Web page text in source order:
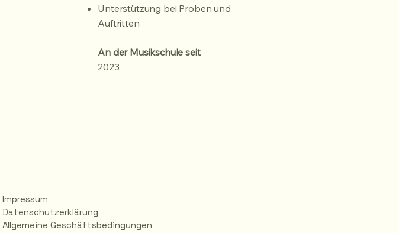
Unterstützung bei Proben und
Auftritten
An der Musikschule seit
2023
Impressum
Datenschutzerklärung
Allgemeine Geschäftsbedingungen